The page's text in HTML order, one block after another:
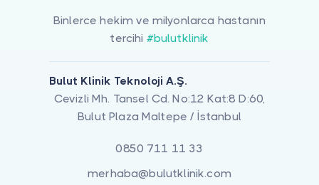
Binlerce hekim ve milyonlarca hastanın
tercihi #bulutklinik
Bulut Klinik Teknoloji A.Ş.
Cevizli Mh. Tansel Cd. No:12 Kat:8 D:60,
Bulut Plaza Maltepe / İstanbul
0850 711 11 33
merhaba@bulutklinik.com